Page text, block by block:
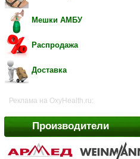
Мешки АМБУ
Распродажа
Доставка
Реклама на OxyHealth.ru:
Производители